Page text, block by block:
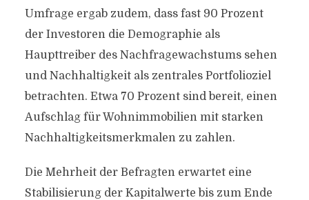
Umfrage ergab zudem, dass fast 90 Prozent
der Investoren die Demographie als
Haupttreiber des Nachfragewachstums sehen
und Nachhaltigkeit als zentrales Portfolioziel
betrachten. Etwa 70 Prozent sind bereit, einen
Aufschlag für Wohnimmobilien mit starken
Nachhaltigkeitsmerkmalen zu zahlen.
Die Mehrheit der Befragten erwartet eine
Stabilisierung der Kapitalwerte bis zum Ende